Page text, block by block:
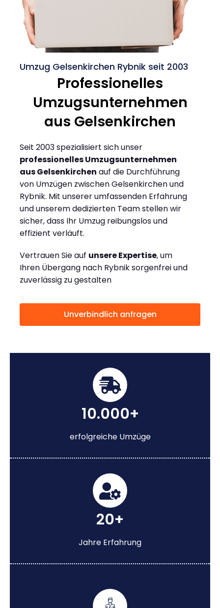
Umzug Gelsenkirchen Rybnik seit 2003
Professionelles
Umzugsunternehmen
aus Gelsenkirchen
Seit 2003 spezialisiert sich unser
professionelles Umzugsunternehmen
aus Gelsenkirchen auf die Durchführung
von Umzügen zwischen Gelsenkirchen und
Rybnik. Mit unserer umfassenden Erfahrung
und unserem dedizierten Team stellen wir
sicher, dass Ihr Umzug reibungslos und
effizient verläuft.
Vertrauen Sie auf unsere Expertise, um
Ihren Übergang nach Rybnik sorgenfrei und
zuverlässig zu gestalten
Unverbindlich anfragen
10.000+
erfolgreiche Umzüge
20+
Jahre Erfahrung